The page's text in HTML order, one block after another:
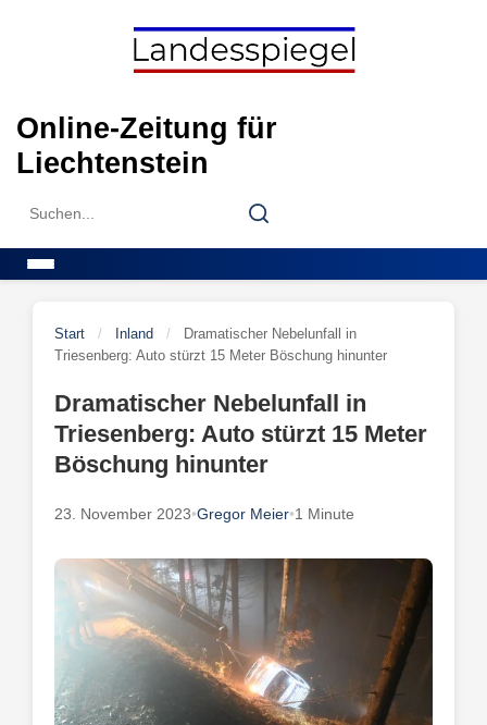
Online-Zeitung für
Liechtenstein
Search
Search
Start / Inland /
Dramatischer Nebelunfall in
Triesenberg: Auto stürzt 15 Meter Böschung hinunter
Dramatischer Nebelunfall in
Triesenberg: Auto stürzt 15 Meter
Böschung hinunter
23. November 2023•Gregor Meier•1 Minute